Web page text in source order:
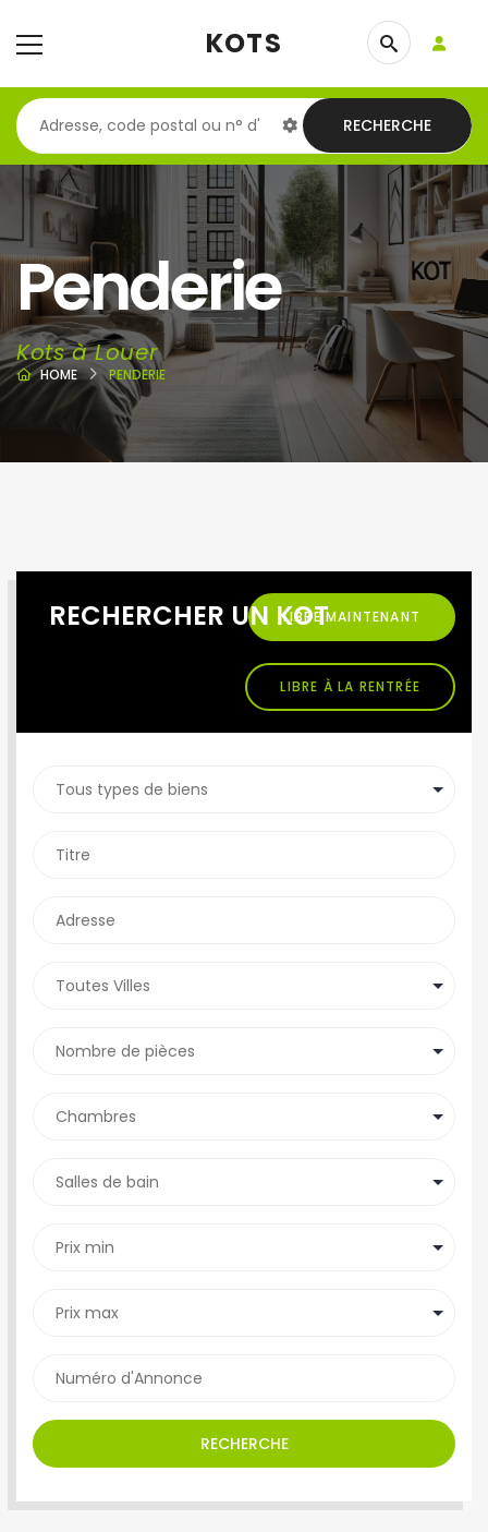
KOTS
RECHERCHE
Penderie
Kots à Louer
HOME PENDERIE
RECHERCHER UN KOTLIBRE MAINTENANT
LIBRE À LA RENTRÉE
RECHERCHE